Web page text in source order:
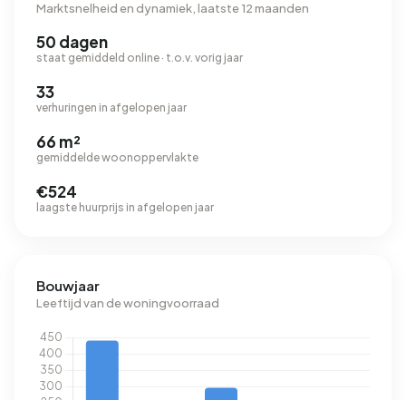
Marktsnelheid en dynamiek, laatste 12 maanden
50 dagen
staat gemiddeld online · t.o.v. vorig jaar
33
verhuringen in afgelopen jaar
66 m²
gemiddelde woonoppervlakte
€524
laagste huurprijs in afgelopen jaar
Bouwjaar
Leeftijd van de woningvoorraad